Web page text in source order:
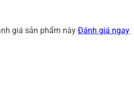
giá sản phẩm này Đánh giá ngay